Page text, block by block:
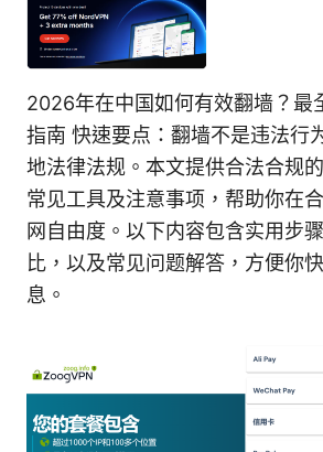
2026年在中国如何有效翻墙？最
指南 快速要点：翻墙不是违法行
地法律法规。本文提供合法合规
常见工具及注意事项，帮助你在
网自由度。以下内容包含实用步
比，以及常见问题解答，方便你
息。